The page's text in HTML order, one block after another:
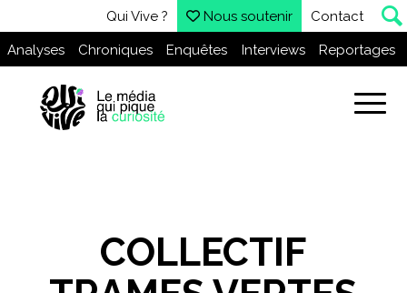
Qui Vive ? Nous soutenir Contact
Analyses Chroniques Enquêtes Interviews Reportages
COLLECTIF